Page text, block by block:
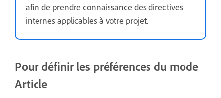
afin de prendre connaissance des directives
internes applicables à votre projet.
Pour définir les préférences du mode
Article